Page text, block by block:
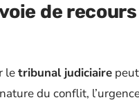
de
letribunal judiciaire
du conflit,